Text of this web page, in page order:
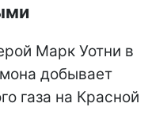
Марк Уотни в
добывает
газа на Красной